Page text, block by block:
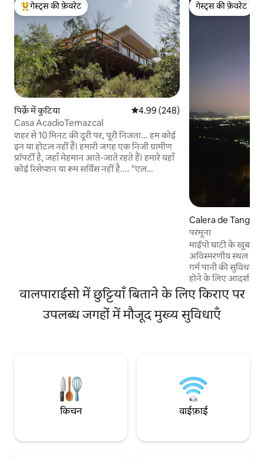
गेस्ट्स का टॉप फ़ेवरेट
गेस्ट्स की फ़ेवरेट
पिर्क़े में कुटिया औसत रेटिंग 5 में से 4.99, 248 समीक्षाएँ
4.99 (248)
Casa AcadioTemazcal
शहर से 10 मिनट की दूरी पर, पूरी निजता... हम कोई
इन या होटल नहीं हैं। हमारी जगह एक निजी ग्रामीण
प्रॉपर्टी है, जहाँ मेहमान आते-जाते रहते हैं। हमारे यहाँ
कोई रिसेप्शन या रूम सर्विस नहीं है.... "एल
गेस्ट्स की फ़ेवरेट
गेस्ट्स की फ़ेवरेट
Calera de Tango
परमूना
माईपो घाटी के
अविस्मरणीय स्थल पर
गर्म पानी की सुविधा
होने के लिए आदर्श
क्षेत्र है, जिसमें सेल्फ-
और चिप्स का एक बैग
प्रकाशित मूल्य 2
मेहमान के लिए 7,500
वालपाराईसो में छुट्टियाँ बिताने के लिए किराए पर
उपलब्ध जगहों में मौजूद मुख्य सुविधाएँ
किचन वाईफ़ाई